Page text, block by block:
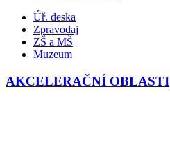
Úř. deska
Zpravodaj
ZŠ a MŠ
Muzeum
AKCELERAČNÍ OBLASTI